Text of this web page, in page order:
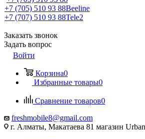
+7 (705) 510 93 88Beeline
+7 (707) 510 93 88Tele2
Заказать звонок
Задать вопрос
Войти
Корзина0
Избранные товары0
Сравнение товаров0
freshmobile8@gmail.com
г. Алматы, Макатаева 81 магазин